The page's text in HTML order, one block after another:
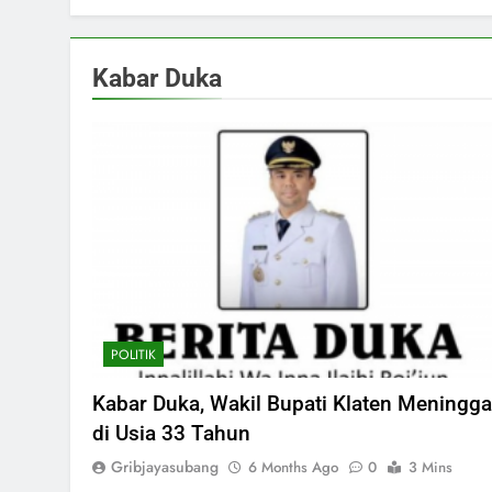
Kabar Duka
POLITIK
Kabar Duka, Wakil Bupati Klaten
di Usia 33 Tahun
Gribjayasubang 6 Months Ago 0 3 Mins